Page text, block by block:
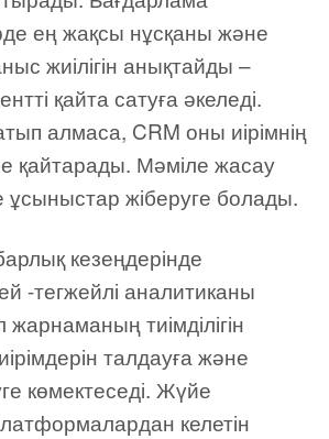
ең жақсы нұсқаны және
жиілігін анықтайды –
қайта сатуға әкеледі.
алмаса, CRM оны иірімнің
қайтарады. Мәміле жасау
ұсыныстар жіберуге болады.
кезеңдерінде
-тегжейлі аналитиканы
тиімділігін
талдауға және
көмектеседі. Жүйе
келетін